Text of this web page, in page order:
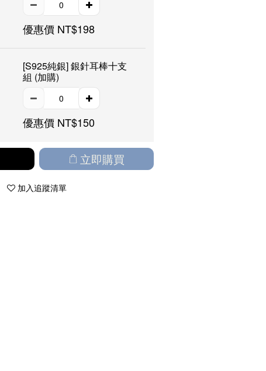
優惠價 NT$198
[S925純銀] 銀針耳棒十支
組 (加購)
優惠價 NT$150
立即購買
加入追蹤清單